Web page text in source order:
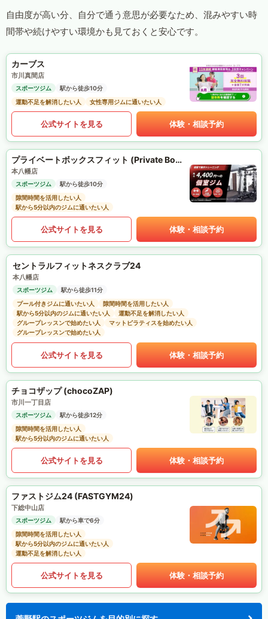
自由度が高い分、自分で通う意思が必要なため、混みやすい時
間帯や続けやすい環境かも見ておくと安心です。
カーブス
市川真間店
スポーツジム
駅から徒歩10分
運動不足を解消したい人
女性専用ジムに通いたい人
公式サイトを見る 体験・相談予約
プライベートボックスフィット (Private Box Fit)
本八幡店
スポーツジム
駅から徒歩10分
隙間時間を活用したい人
駅から5分以内のジムに通いたい人
公式サイトを見る 体験・相談予約
セントラルフィットネスクラブ24
本八幡店
スポーツジム
駅から徒歩11分
プール付きジムに通いたい人
隙間時間を活用したい人
駅から5分以内のジムに通いたい人
運動不足を解消したい人
グループレッスンで始めたい人
マットピラティスを始めたい人
グループレッスンで始めたい人
公式サイトを見る 体験・相談予約
チョコザップ (chocoZAP)
市川一丁目店
スポーツジム
駅から徒歩12分
隙間時間を活用したい人
駅から5分以内のジムに通いたい人
公式サイトを見る 体験・相談予約
ファストジム24 (FASTGYM24)
下総中山店
スポーツジム
駅から車で6分
隙間時間を活用したい人
駅から5分以内のジムに通いたい人
運動不足を解消したい人
公式サイトを見る 体験・相談予約